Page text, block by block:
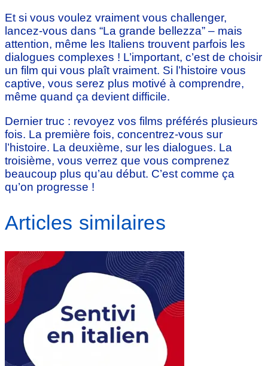
Et si vous voulez vraiment vous challenger,
lancez-vous dans “La grande bellezza” – mais
attention, même les Italiens trouvent parfois les
dialogues complexes ! L’important, c’est de choisir
un film qui vous plaît vraiment. Si l’histoire vous
captive, vous serez plus motivé à comprendre,
même quand ça devient difficile.
Dernier truc : revoyez vos films préférés plusieurs
fois. La première fois, concentrez-vous sur
l’histoire. La deuxième, sur les dialogues. La
troisième, vous verrez que vous comprenez
beaucoup plus qu’au début. C’est comme ça
qu’on progresse !
Articles similaires